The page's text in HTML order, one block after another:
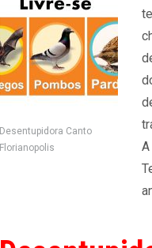
Desentupidora Canto
Florianopolis
A